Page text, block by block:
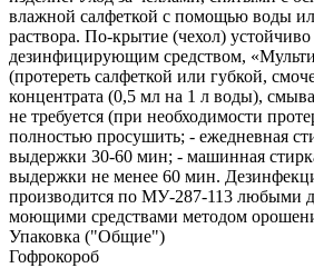
влажной салфеткой с помощью воды
раствора. По-крытие (чехол)
дезинфицирующим средством,
(протереть салфеткой или губкой,
концентрата (0,5 мл на 1 л воды),
не требуется (при необходимости
полностью просушить; - ежедневная
выдержки 30-60 мин; - машинная
выдержки не менее 60 мин.
производится по МУ‐287‐113
моющими средствами методом
Упаковка ("Общие")
Гофрокороб